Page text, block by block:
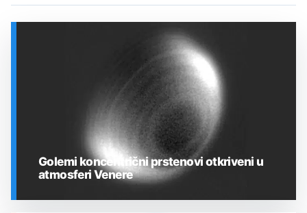
Golemi koncentrični prstenovi otkriveni u
atmosferi Venere